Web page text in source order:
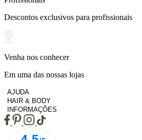
Descontos exclusivos para profissionais
Venha nos conhecer
Em uma das nossas lojas
AJUDA
HAIR & BODY
INFORMAÇÕES